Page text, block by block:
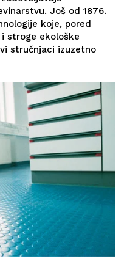
Još od 1876.
koje, pored
i stroge ekološke
stručnjaci izuzetno